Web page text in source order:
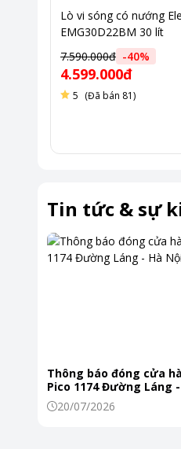
Lò có các chức năng
Lò vi sóng có nướng
EMG30D22BM 30 lít
7.590.000đ -40%
4.599.000đ
5 (Đã bán 81)
Tin tức & sự
Thông báo đóng cửa
Pico 1174 Đường Láng
20/07/2026